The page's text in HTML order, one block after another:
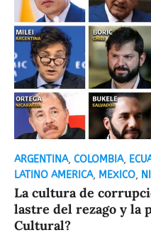
ARGENTINA, COLOMBIA,
LATINO AMERICA, MEXICO,
La cultura de
lastre del rezago y la
Cultural?